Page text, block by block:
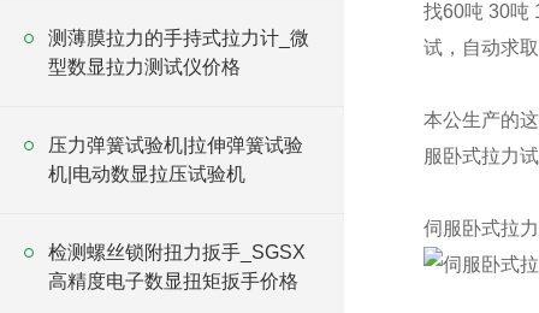
测薄膜拉力的手持式拉力计_微
型数显拉力测试仪价格
压力弹簧试验机|拉伸弹簧试验
机|电动数显拉压试验机
检测螺丝锁附扭力扳手_SGSX
高精度电子数显扭矩扳手价格
找60吨 30吨
试， 自动求
本公生产的
服卧式拉力
伺服卧式拉